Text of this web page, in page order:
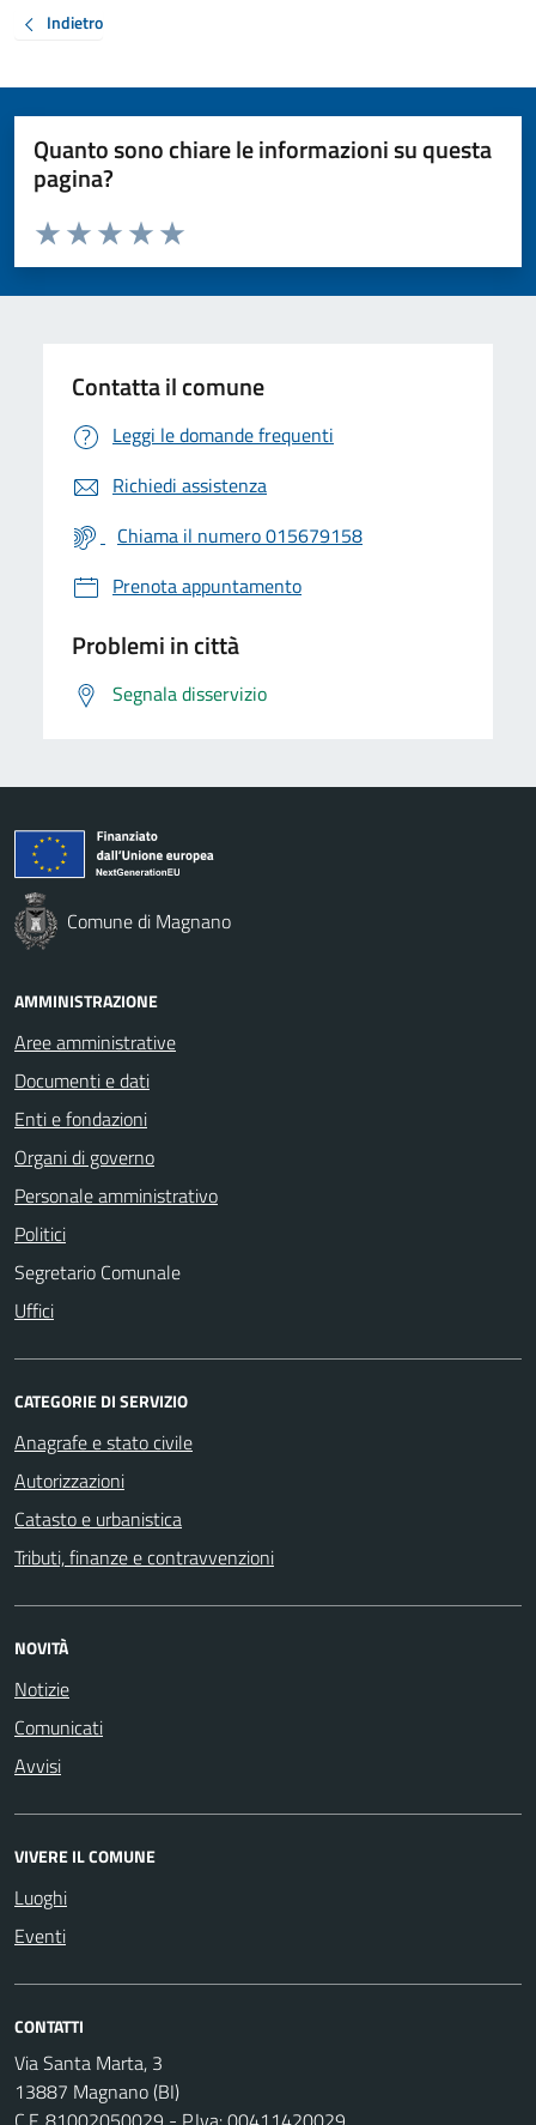
Indietro
Quanto sono chiare le informazioni su questa
pagina?
Valuta da 1 a 5 stelle la pagina
Valuta 5 stelle su 5
Valuta 4 stelle su 5
Valuta 3 stelle su 5
Valuta 2 stelle su 5
Valuta 1 stelle su 5
Contatta il comune
Leggi le domande frequenti
Richiedi assistenza
Chiama il numero 015679158
Prenota appuntamento
Problemi in città
Segnala disservizio
Comune di Magnano
AMMINISTRAZIONE
Aree amministrative
Documenti e dati
Enti e fondazioni
Organi di governo
Personale amministrativo
Politici
Segretario Comunale
Uffici
CATEGORIE DI SERVIZIO
Anagrafe e stato civile
Autorizzazioni
Catasto e urbanistica
Tributi, finanze e contravvenzioni
NOVITÀ
Notizie
Comunicati
Avvisi
VIVERE IL COMUNE
Luoghi
Eventi
CONTATTI
Via Santa Marta, 3
13887 Magnano (BI)